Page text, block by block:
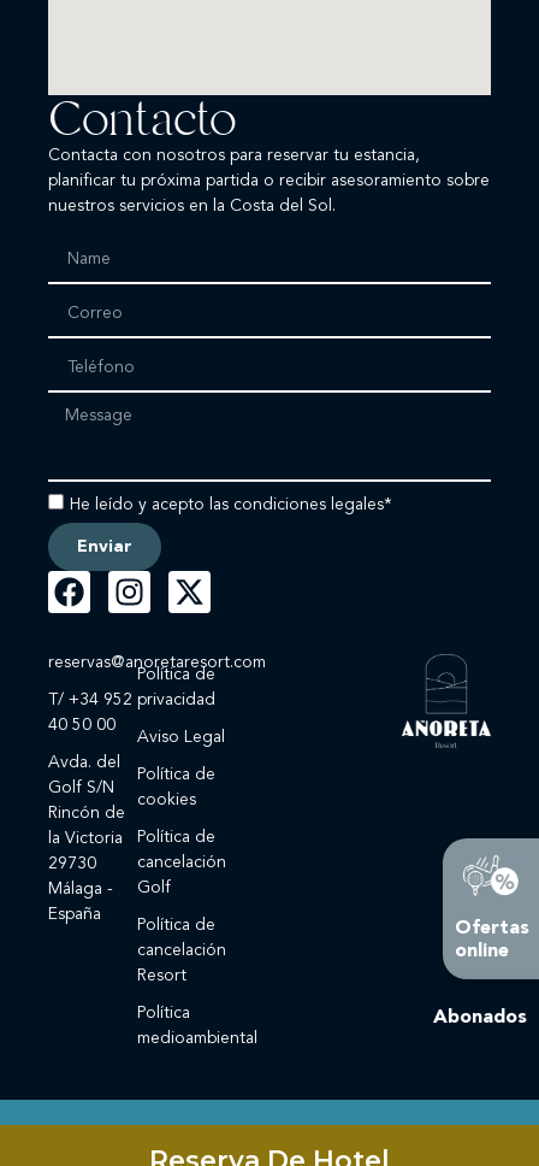
Contacto
Contacta con nosotros para reservar tu estancia,
planificar tu próxima partida o recibir asesoramiento sobre
nuestros servicios en la Costa del Sol.
He leído y acepto las condiciones legales*
Enviar
reservas@anoretaresort.com
T/ +34 952
40 50 00
Avda. del
Golf S/N
Rincón de
la Victoria
29730
Málaga -
España
Política de
privacidad
Aviso Legal
Política de
cookies
Política de
cancelación
Golf
Política de
cancelación
Resort
Política
medioambiental
Ofertas
online
Abonados
clave de sitio de producción en
remove this banner